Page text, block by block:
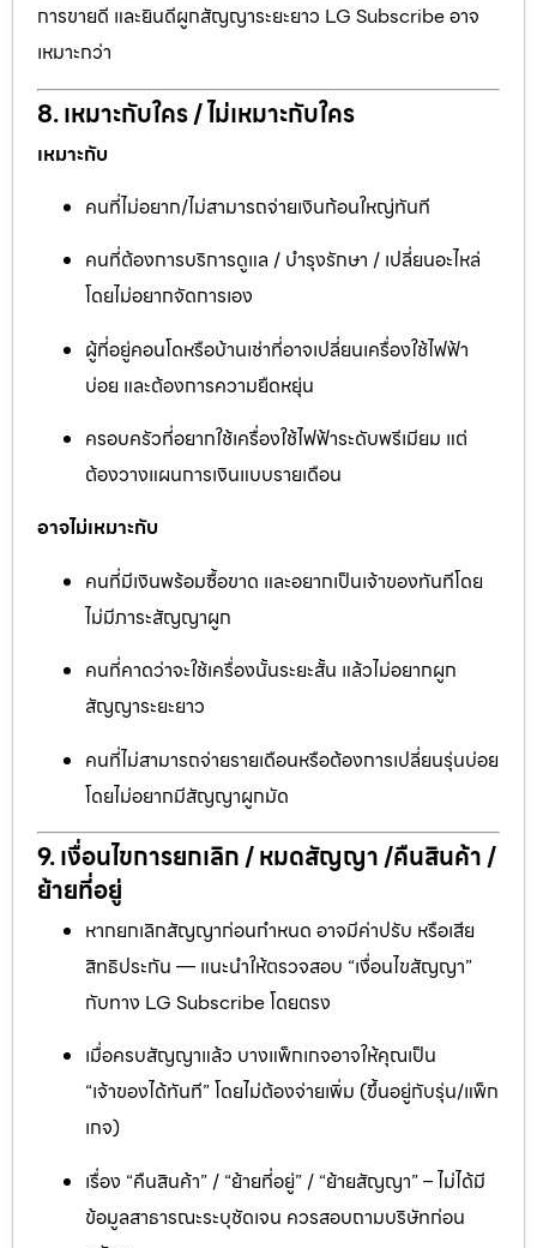
การขายดี และยินดีผูกสัญญาระยะยาว LG Subscribe อาจ
เหมาะกว่า
8. เหมาะกับใคร / ไม่เหมาะกับใคร
เหมาะกับ
คนที่ไม่อยาก/ไม่สามารถจ่ายเงินก้อนใหญ่ทันที
คนที่ต้องการบริการดูแล / บำรุงรักษา / เปลี่ยนอะไหล่
โดยไม่อยากจัดการเอง
ผู้ที่อยู่คอนโดหรือบ้านเช่าที่อาจเปลี่ยนเครื่องใช้ไฟฟ้า
บ่อย และต้องการความยืดหยุ่น
ครอบครัวที่อยากใช้เครื่องใช้ไฟฟ้าระดับพรีเมียม แต่
ต้องวางแผนการเงินแบบรายเดือน
อาจไม่เหมาะกับ
คนที่มีเงินพร้อมซื้อขาด และอยากเป็นเจ้าของทันทีโดย
ไม่มีภาระสัญญาผูก
คนที่คาดว่าจะใช้เครื่องนั้นระยะสั้น แล้วไม่อยากผูก
สัญญาระยะยาว
คนที่ไม่สามารถจ่ายรายเดือนหรือต้องการเปลี่ยนรุ่นบ่อย
โดยไม่อยากมีสัญญาผูกมัด
9. เงื่อนไขการยกเลิก / หมดสัญญา /คืนสินค้า /
ย้ายที่อยู่
หากยกเลิกสัญญาก่อนกำหนด อาจมีค่าปรับ หรือเสีย
สิทธิประกัน — แนะนำให้ตรวจสอบ “เงื่อนไขสัญญา”
กับทาง LG Subscribe โดยตรง
เมื่อครบสัญญาแล้ว บางแพ็กเกจอาจให้คุณเป็น
“เจ้าของได้ทันที” โดยไม่ต้องจ่ายเพิ่ม (ขึ้นอยู่กับรุ่น/แพ็ก
เกจ)
เรื่อง “คืนสินค้า” / “ย้ายที่อยู่” / “ย้ายสัญญา” – ไม่ได้มี
ข้อมูลสาธารณะระบุชัดเจน ควรสอบถามบริษัทก่อน